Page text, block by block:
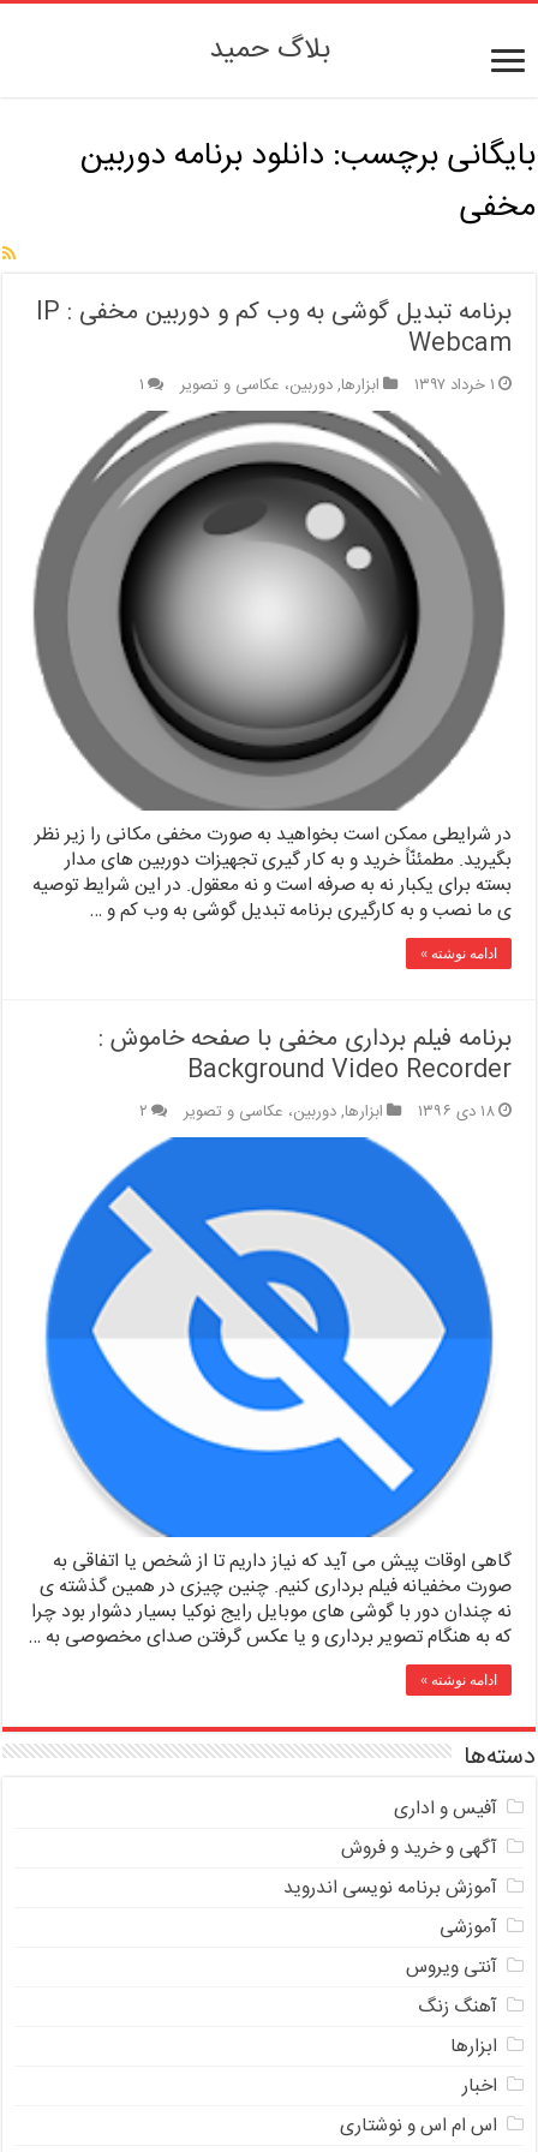
بلاگ حمید
بایگانی برچسب: دانلود برنامه دوربین
مخفی
برنامه تبدیل گوشی به وب کم و دوربین مخفی : IP
Webcam
۱ خرداد ۱۳۹۷ ابزارها,دوربین، عکاسی و تصویر ۱
در شرایطی ممکن است بخواهید به صورت مخفی مکانی را زیر نظر
بگیرید. مطمئنّاً خرید و به کار گیری تجهیزات دوربین های مدار
بسته برای یکبار نه به صرفه است و نه معقول. در این شرایط توصیه
ی ما نصب و به کارگیری برنامه تبدیل گوشی به وب کم و …
ادامه نوشته »
برنامه فیلم برداری مخفی با صفحه خاموش :
Background Video Recorder
۱۸ دی ۱۳۹۶ ابزارها,دوربین، عکاسی و تصویر ۲
گاهی اوقات پیش می آید که نیاز داریم تا از شخص یا اتفاقی به
صورت مخفیانه فیلم برداری کنیم. چنین چیزی در همین گذشته ی
نه چندان دور با گوشی های موبایل رایج نوکیا بسیار دشوار بود چرا
که به هنگام تصویر برداری و یا عکس گرفتن صدای مخصوصی به …
ادامه نوشته »
دسته‌ها
آفیس و اداری
آگهی و خرید و فروش
آموزش برنامه نویسی اندروید
آموزشی
آنتی ویروس
آهنگ زنگ
ابزارها
اخبار
اس ام اس و نوشتاری